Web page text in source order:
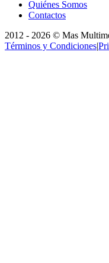
Quiénes Somos
Contactos
2012 - 2026 © Mas
Términos y Condiciones|